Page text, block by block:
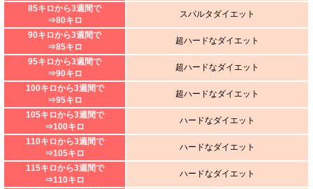
85キロから3週間で
⇒80キロ
スパルタダイエット
90キロから3週間で
⇒85キロ
超ハードなダイエット
95キロから3週間で
⇒90キロ
超ハードなダイエット
100キロから3週間で
⇒95キロ
超ハードなダイエット
105キロから3週間で
⇒100キロ
ハードなダイエット
110キロから3週間で
⇒105キロ
ハードなダイエット
115キロから3週間で
⇒110キロ
ハードなダイエット